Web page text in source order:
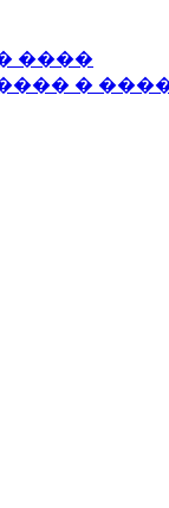
����
�